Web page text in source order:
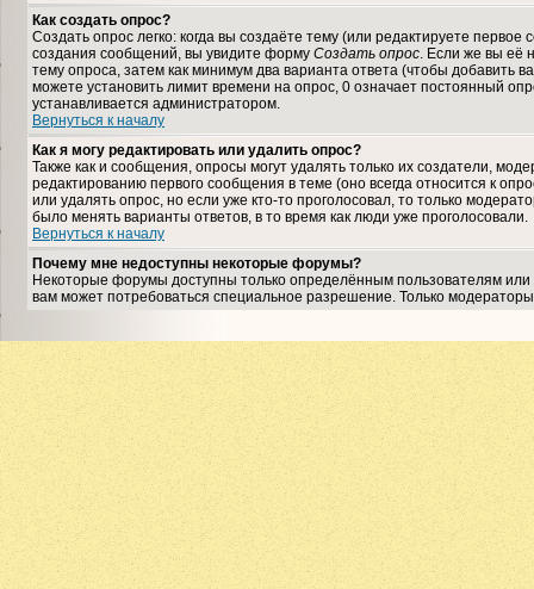
Как создать опрос?
Создать опрос легко: когда вы создаёте тему (или редактируете
создания сообщений, вы увидите форму Создать опрос. Если же вы её
тему опроса, затем как минимум два варианта ответа (чтобы добавить
можете установить лимит времени на опрос, 0 означает постоянный
устанавливается администратором.
Вернуться к началу
Как я могу редактировать или удалить опрос?
Также как и сообщения, опросы могут удалять только их создатели,
редактированию первого сообщения в теме (оно всегда относится к
или удалять опрос, но если уже кто-то проголосовал, то только
было менять варианты ответов, в то время как люди уже проголосовали.
Вернуться к началу
Почему мне недоступны некоторые форумы?
Некоторые форумы доступны только определённым пользователям
вам может потребоваться специальное разрешение. Только